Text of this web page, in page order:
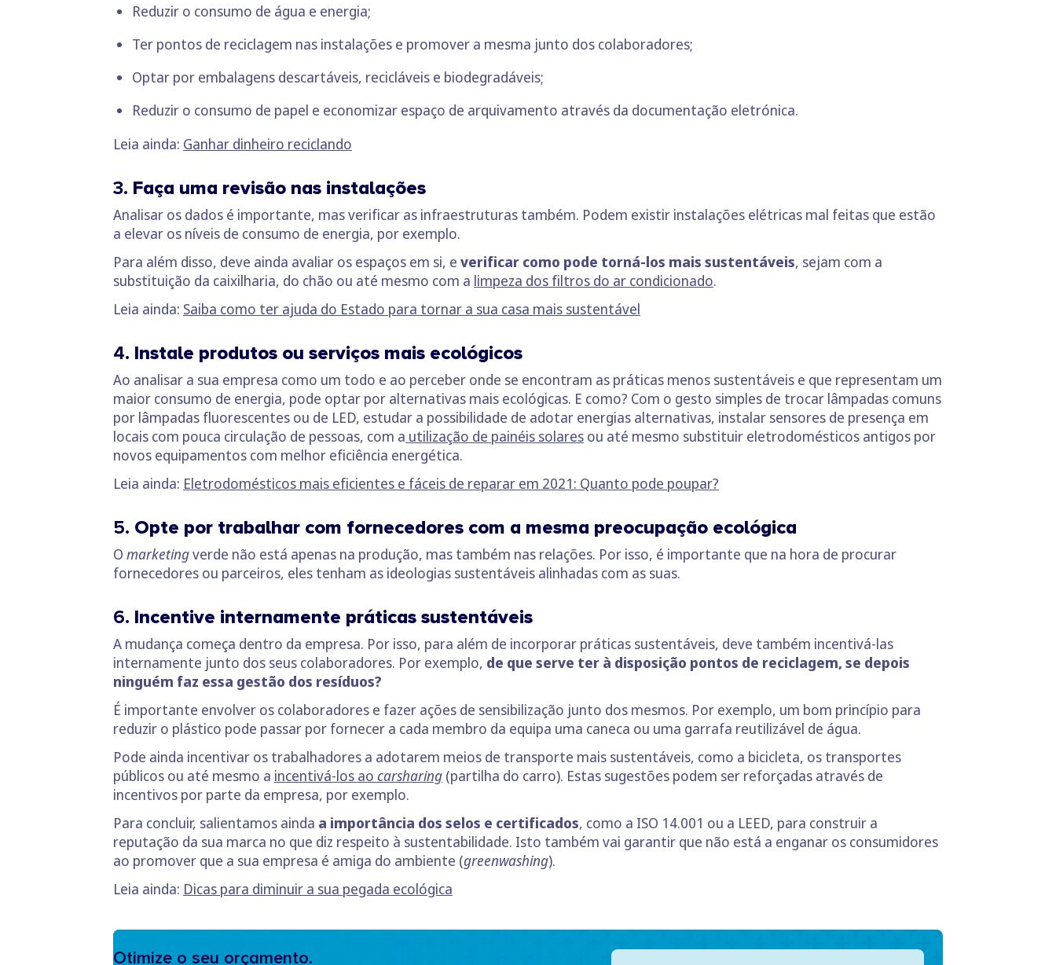
Reduzir o consumo de água e energia;
Ter pontos de reciclagem nas instalações e promover a mesma junto dos colaboradores;
Optar por embalagens descartáveis, recicláveis e biodegradáveis;
Reduzir o consumo de papel e economizar espaço de arquivamento através da documentação eletrónica.
Leia ainda: Ganhar dinheiro reciclando
3. Faça uma revisão nas instalações
Analisar os dados é importante, mas verificar as infraestruturas também. Podem existir instalações elétricas mal feitas que estão
a elevar os níveis de consumo de energia, por exemplo.
Para além disso, deve ainda avaliar os espaços em si, e verificar como pode torná-los mais sustentáveis, sejam com a
substituição da caixilharia, do chão ou até mesmo com a limpeza dos filtros do ar condicionado.
Leia ainda: Saiba como ter ajuda do Estado para tornar a sua casa mais sustentável
4. Instale produtos ou serviços mais ecológicos
Ao analisar a sua empresa como um todo e ao perceber onde se encontram as práticas menos sustentáveis e que representam um
maior consumo de energia, pode optar por alternativas mais ecológicas. E como? Com o gesto simples de trocar lâmpadas comuns
por lâmpadas fluorescentes ou de LED, estudar a possibilidade de adotar energias alternativas, instalar sensores de presença em
locais com pouca circulação de pessoas, com a utilização de painéis solares ou até mesmo substituir eletrodomésticos antigos por
novos equipamentos com melhor eficiência energética.
Leia ainda: Eletrodomésticos mais eficientes e fáceis de reparar em 2021: Quanto pode poupar?
5. Opte por trabalhar com fornecedores com a mesma preocupação ecológica
O marketingverde não está apenas na produção, mas também nas relações. Por isso, é importante que na hora de procurar
fornecedores ou parceiros, eles tenham as ideologias sustentáveis alinhadas com as suas.
6. Incentive internamente práticas sustentáveis
A mudança começa dentro da empresa. Por isso, para além de incorporar práticas sustentáveis, deve também incentivá-las
internamente junto dos seus colaboradores. Por exemplo, de que serve ter à disposição pontos de reciclagem, se depois
ninguém faz essa gestão dos resíduos?
É importante envolver os colaboradores e fazer ações de sensibilização junto dos mesmos. Por exemplo, um bom princípio para
reduzir o plástico pode passar por fornecer a cada membro da equipa uma caneca ou uma garrafa reutilizável de água.
Pode ainda incentivar os trabalhadores a adotarem meios de transporte mais sustentáveis, como a bicicleta, os transportes
públicos ou até mesmo a incentivá-los ao carsharing (partilha do carro). Estas sugestões podem ser reforçadas através de
incentivos por parte da empresa, por exemplo.
Para concluir, salientamos ainda a importância dos selos e certificados, como a ISO 14.001 ou a LEED, para construir a
reputação da sua marca no que diz respeito à sustentabilidade. Isto também vai garantir que não está a enganar os consumidores
ao promover que a sua empresa é amiga do ambiente (greenwashing).
Leia ainda: Dicas para diminuir a sua pegada ecológica
Otimize o seu orçamento.